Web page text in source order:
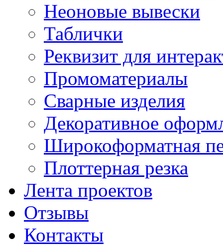
Неоновые вывески
Таблички
Реквизит для
Промоматериалы
Сварные изделия
Декоративное
Широкоформатная
Плоттерная резка
Лента проектов
Отзывы
Контакты